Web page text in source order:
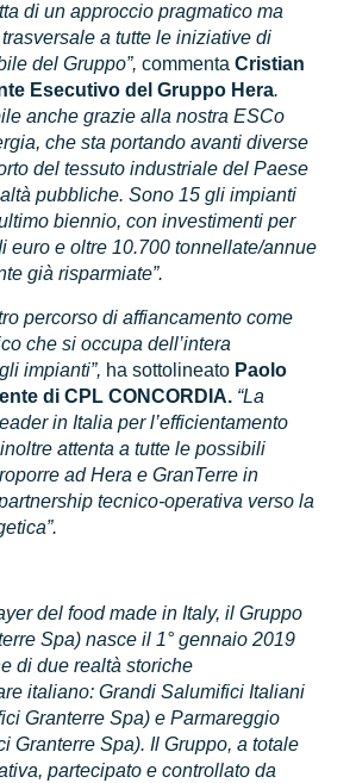
di un approccio pragmatico ma
a tutte le iniziative di
del Gruppo”,commentaCristian
Esecutivo del Gruppo Hera.
anche grazie alla nostra ESCo
che sta portando avanti diverse
del tessuto industriale del Paese
pubbliche. Sono 15 gli impianti
biennio, con investimenti per
euro e oltre 10.700 tonnellate/annue
già risparmiate”.
percorso di affiancamento come
che si occupa dell’intera
impianti”, ha sottolineato Paolo
di CPL CONCORDIA. “La
in Italia per l’efficientamento
attenta a tutte le possibili
ad Hera e GranTerre in
tecnico-operativa verso la
del food made in Italy, il Gruppo
Spa) nasce il 1° gennaio 2019
di due realtà storiche
italiano: Grandi Salumifici Italiani
Granterre Spa) e Parmareggio
Granterre Spa). Il Gruppo, a totale
partecipato e controllato da